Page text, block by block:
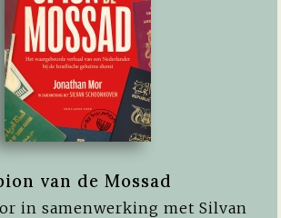
van de Mossad
in samenwerking met Silvan